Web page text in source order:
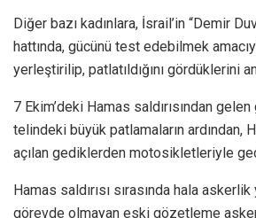
Diğer bazı kadınlara, İsrail’in “Demir
hattında, gücünü test edebilmek
yerleştirilip, patlatıldığını gördüklerini
7 Ekim’deki Hamas saldırısından
telindeki büyük patlamaların ardından,
açılan gediklerden motosikletleriyle
Hamas saldırısı sırasında hala
görevde olmayan eski gözetleme